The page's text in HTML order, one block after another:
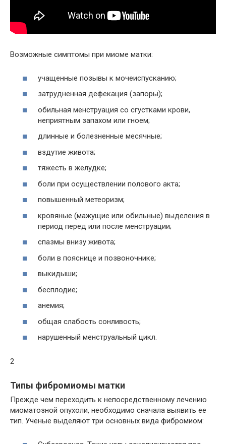
Возможные симптомы при миоме матки:
учащенные позывы к мочеиспусканию;
затрудненная дефекация (запоры);
обильная менструация со сгустками крови,
неприятным запахом или гноем;
длинные и болезненные месячные;
вздутие живота;
тяжесть в желудке;
боли при осуществлении полового акта;
повышенный метеоризм;
кровяные (мажущие или обильные) выделения в
период перед или после менструации;
спазмы внизу живота;
боли в пояснице и позвоночнике;
выкидыши;
бесплодие;
анемия;
общая слабость сонливость;
нарушенный менструальный цикл.
2
Типы фибромиомы матки
Прежде чем переходить к непосредственному лечению
миоматозной опухоли, необходимо сначала выявить ее
тип. Ученые выделяют три основных вида фибромиом: